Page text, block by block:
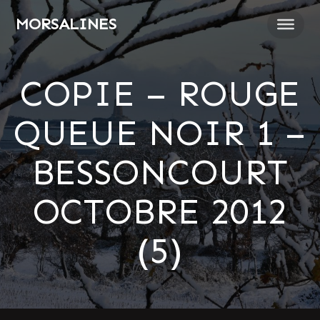
Passer
au
contenu
MORSALINES
COPIE – ROUGE
QUEUE NOIR 1 –
BESSONCOURT
OCTOBRE 2012
(5)